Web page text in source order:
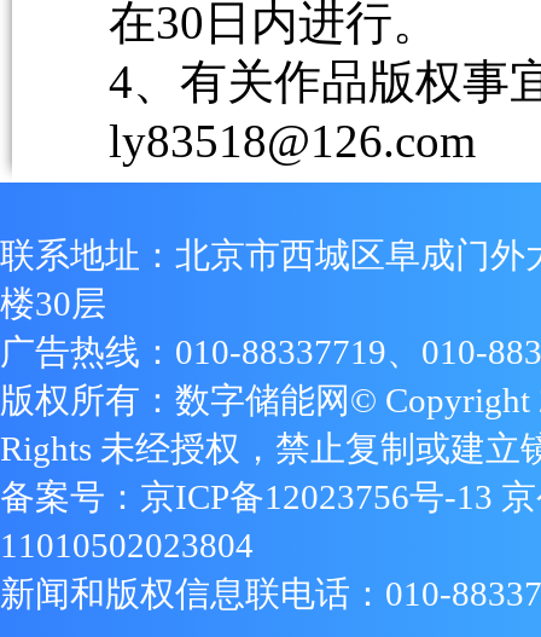
在30日内进行。
4、有关作品版权事
ly83518@126.com
联系地址：北京市西城区阜成门外
楼30层
广告热线：010-88337719、010-
版权所有：数字储能网© Copyright
Rights 未经授权，禁止复制或建立
备案号： 京ICP备12023756号-13
11010502023804
新闻和版权信息联电话：010-